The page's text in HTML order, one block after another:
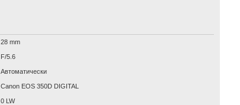
28 mm
F/5.6
Автоматически
Canon EOS 350D DIGITAL
0 LW